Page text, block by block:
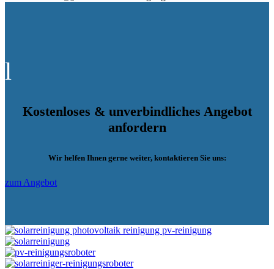
l
Kostenloses & unverbindliches Angebot
anfordern
Wir helfen Ihnen gerne weiter, kontaktieren Sie uns:
zum Angebot